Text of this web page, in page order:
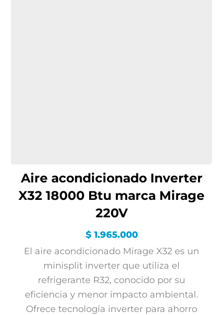
Aire acondicionado Inverter
X32 18000 Btu marca Mirage
220V
$1.965.000
El aire acondicionado Mirage X32 es un
minisplit inverter que utiliza el
refrigerante R32, conocido por su
eficiencia y menor impacto ambiental.
Ofrece tecnología inverter para ahorro